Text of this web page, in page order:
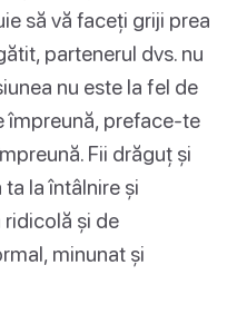
să vă faceți griji prea
partenerul dvs. nu
nu este la fel de
împreună, preface-te
Fii drăguț și
la întâlnire și
și de
minunat și